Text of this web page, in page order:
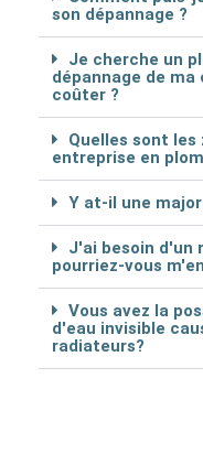
son dépannage ?
Je cherche un
dépannage de
coûter ?
Quelles sont
entreprise en
Y at-il une
J'ai besoin d'un
pourriez-vous
Vous avez la
d'eau invisible
radiateurs?